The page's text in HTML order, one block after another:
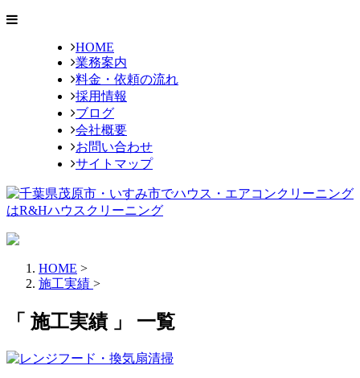
HOME
業務案内
料金・依頼の流れ
採用情報
ブログ
会社概要
お問い合わせ
サイトマップ
HOME >
施工実績 >
「 施工実績 」 一覧